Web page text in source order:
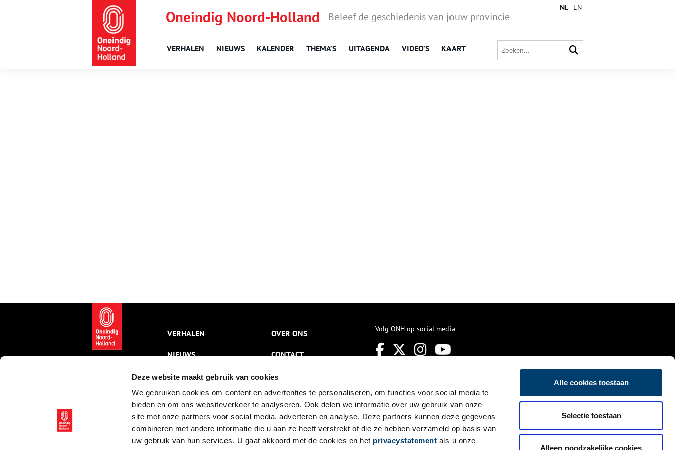
Deze website maakt gebruik van cookies
We gebruiken cookies om content en advertenties te personaliseren, om functies voor social media te
bieden en om ons websiteverkeer te analyseren. Ook delen we informatie over uw gebruik van onze
site met onze partners voor social media, adverteren en analyse. Deze partners kunnen deze gegevens
combineren met andere informatie die u aan ze heeft verstrekt of die ze hebben verzameld op basis van
uw gebruik van hun services. U gaat akkoord met de cookies en het privacystatement als u onze
Alle cookies toestaan
Selectie toestaan
Alleen noodzakelijke cookies
Oneindig Noord-Holland Beleef de geschiedenis van jouw provincie
VERHALEN NIEUWS KALENDER THEMA’S UITAGENDA VIDEO’S KAART
NL EN
VERHALEN
NIEUWS
KALENDER
THEMA’S
ACTIVITEITEN
VIDEO’S
OVER ONS
CONTACT
NIEUWSBRIEF
DISCLAIMER
PRIVACY
TOEGANKELIJKHEID
Volg ONH op social media